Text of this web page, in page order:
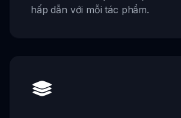
hấp dẫn với mỗi tác phẩm.